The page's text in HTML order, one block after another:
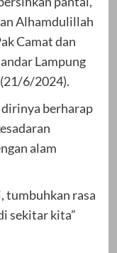
Alhamdulillah
Camat dan
Lampung
6/2024).
berharap
alam
tumbuhkan rasa
sekitar kita”